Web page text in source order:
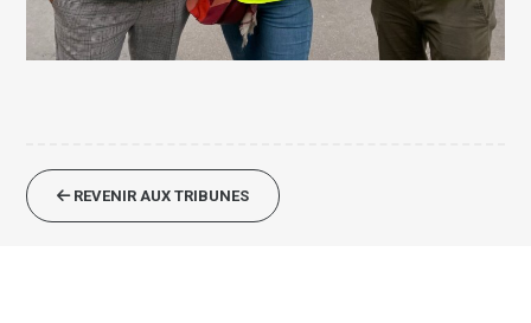
REVENIR AUX TRIBUNES